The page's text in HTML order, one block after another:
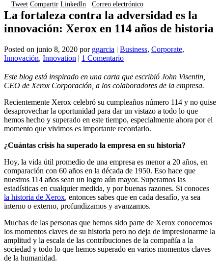
Tweet Compartir LinkedIn Correo electrónico
La fortaleza contra la adversidad es la
innovación: Xerox en 114 años de historia
Posted on junio 8, 2020 por ggarcia | Business, Corporate,
Innovación, Innovation | 1 Comentario
Este blog está inspirado en una carta que escribió John Visentin,
CEO de Xerox Corporación, a los colaboradores de la empresa.
Recientemente Xerox celebró su cumpleaños número 114 y no quise
desaprovechar la oportunidad para dar un vistazo a todo lo que
hemos hecho y superado en este tiempo, especialmente ahora por el
momento que vivimos es importante recordarlo.
¿Cuántas crisis ha superado la empresa en su historia?
Hoy, la vida útil promedio de una empresa es menor a 20 años, en
comparación con 60 años en la década de 1950. Eso hace que
nuestros 114 años sean un logro aún mayor. Superamos las
estadísticas en cualquier medida, y por buenas razones. Si conoces
la historia de Xerox, entonces sabes que en cada desafío, ya sea
interno o externo, profundizamos y avanzamos.
Muchas de las personas que hemos sido parte de Xerox conocemos
los momentos claves de su historia pero no deja de impresionarme la
amplitud y la escala de las contribuciones de la compañía a la
sociedad y todo lo que hemos superado en varios momentos claves
de la humanidad.